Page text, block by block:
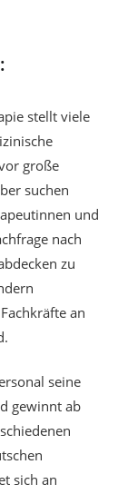
stellt viele
große
suchen
und
nach
zu
an
seine
gewinnt ab
sich an